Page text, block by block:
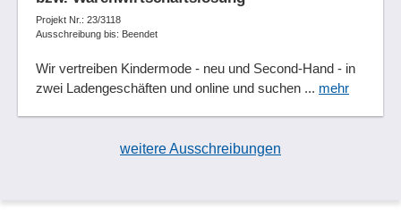
Projekt Nr.: 23/3118
Ausschreibung bis: Beendet
Wir vertreiben Kindermode - neu und Second-Hand - in
zwei Ladengeschäften und online und suchen ... mehr
weitere Ausschreibungen